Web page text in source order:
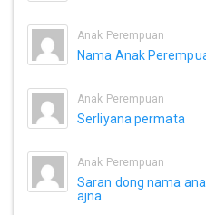
Anak Perempuan
Nama Anak
Anak Perempuan
Serliyana permata
Anak Perempuan
Saran dong nama
ajna